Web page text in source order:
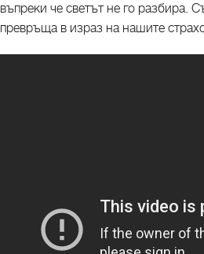
въпреки че светът не го разбира.
превръща в израз на нашите